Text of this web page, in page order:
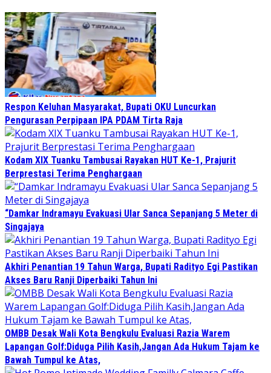
Respon Keluhan Masyarakat, Bupati OKU Luncurkan
Pengurasan Perpipaan IPA PDAM Tirta Raja
Kodam XIX Tuanku Tambusai Rayakan HUT Ke-1, Prajurit
Berprestasi Terima Penghargaan
“Damkar Indramayu Evakuasi Ular Sanca Sepanjang 5 Meter di
Singajaya
Akhiri Penantian 19 Tahun Warga, Bupati Radityo Egi Pastikan
Akses Baru Ranji Diperbaiki Tahun Ini
OMBB Desak Wali Kota Bengkulu Evaluasi Razia Warem
Lapangan Golf:Diduga Pilih Kasih,Jangan Ada Hukum Tajam ke
Bawah Tumpul ke Atas,